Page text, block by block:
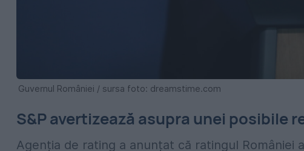
Guvernul României / sursa foto: dreamstime.com
S&P avertizează asupra unei posibile
Agenția de rating a anunțat că ratingul